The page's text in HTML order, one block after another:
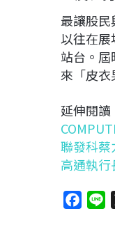
最讓股
以往在展
站台。
來「皮衣
延伸閱讀
聯發科蔡
高通執行